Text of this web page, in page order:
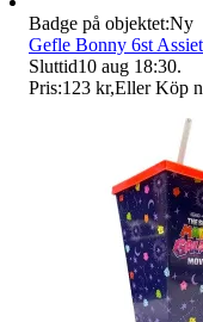
Badge på objektet:Ny
Gefle Bonny 6st
Sluttid10 aug 18:30.
Pris:123 kr,Eller Köp